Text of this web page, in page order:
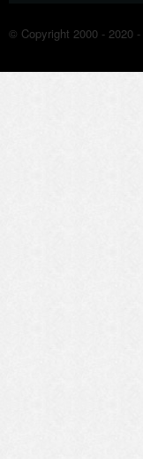
© Copyright 2000 - 2020 -